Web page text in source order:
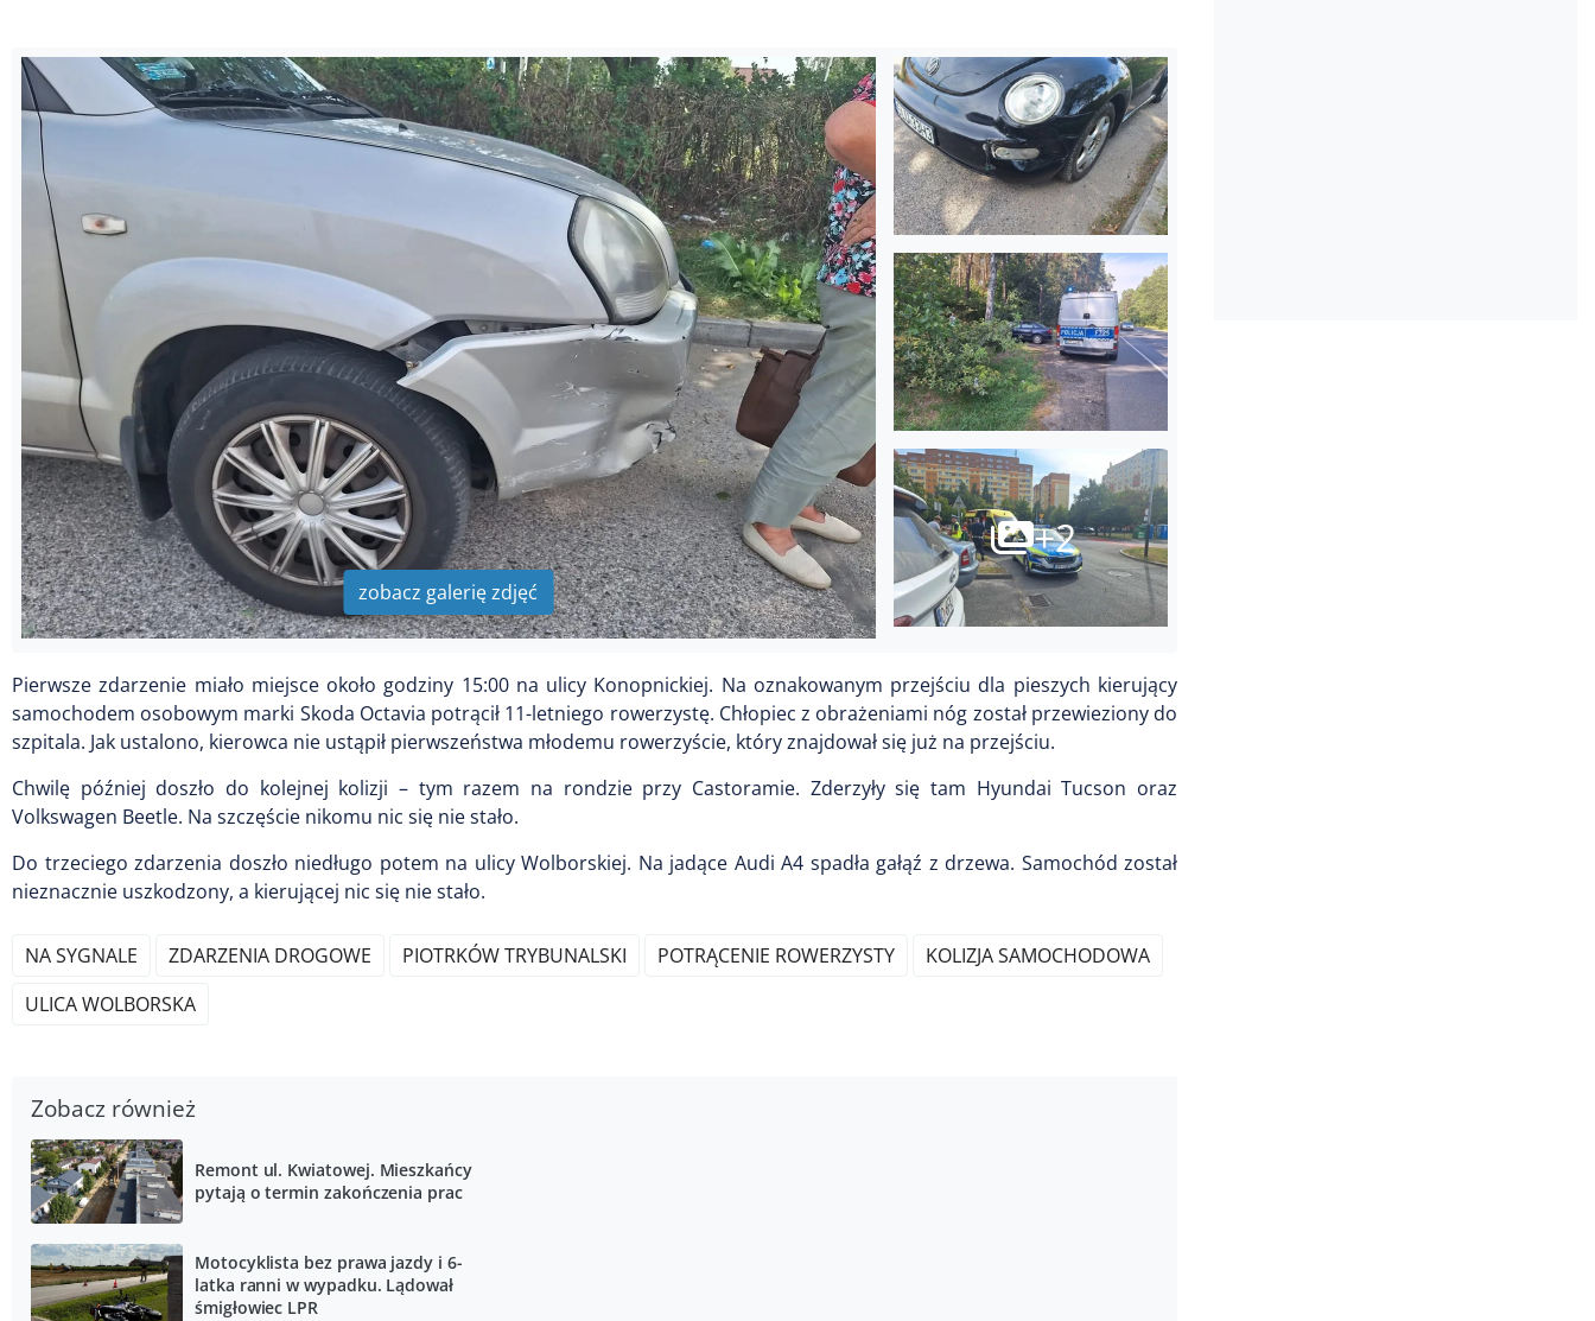
zobacz galerię zdjęć
+2
Pierwsze zdarzenie miało miejsce około godziny 15:00 na ulicy Konopnickiej. Na oznakowanym przejściu dla pieszych kierujący
samochodem osobowym marki Skoda Octavia potrącił 11-letniego rowerzystę. Chłopiec z obrażeniami nóg został przewieziony do
szpitala. Jak ustalono, kierowca nie ustąpił pierwszeństwa młodemu rowerzyście, który znajdował się już na przejściu.
Chwilę później doszło do kolejnej kolizji – tym razem na rondzie przy Castoramie. Zderzyły się tam Hyundai Tucson oraz
Volkswagen Beetle. Na szczęście nikomu nic się nie stało.
Do trzeciego zdarzenia doszło niedługo potem na ulicy Wolborskiej. Na jadące Audi A4 spadła gałąź z drzewa. Samochód został
nieznacznie uszkodzony, a kierującej nic się nie stało.
NA SYGNALE ZDARZENIA DROGOWE PIOTRKÓW TRYBUNALSKI POTRĄCENIE ROWERZYSTY
KOLIZJA SAMOCHODOWA
ULICA WOLBORSKA
Zobacz również
Remont ul. Kwiatowej. Mieszkańcy
pytają o termin zakończenia prac
Motocyklista bez prawa jazdy i 6-
latka ranni w wypadku. Lądował
śmigłowiec LPR